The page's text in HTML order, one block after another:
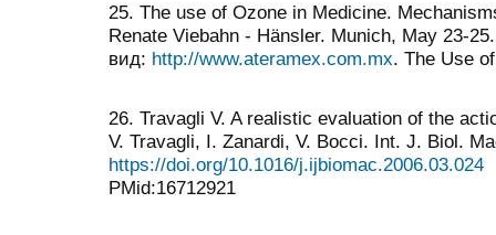
25. The use of Ozone in Medicine.
Renate Viebahn - Hänsler. Munich, May 23-
вид: http://www.ateramex.com.mx. The Use
26. Travagli V. A realistic evaluation of the
V. Travagli, I. Zanardi, V. Bocci. Int. J. Biol.
https://doi.org/10.1016/j.ijbiomac.2006.03.024
PMid:16712921